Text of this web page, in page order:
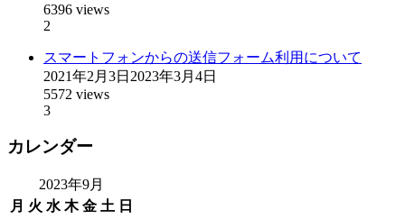
6396 views
2
スマートフォンからの送信フォーム利用について
2021年2月3日 2023年3月4日
5572 views
3
カレンダー
2023年9月
月 火 水 木 金 土 日